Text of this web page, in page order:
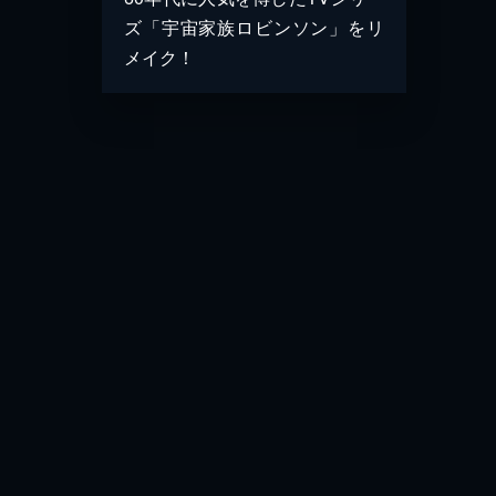
ズ「宇宙家族ロビンソン」をリ
メイク！